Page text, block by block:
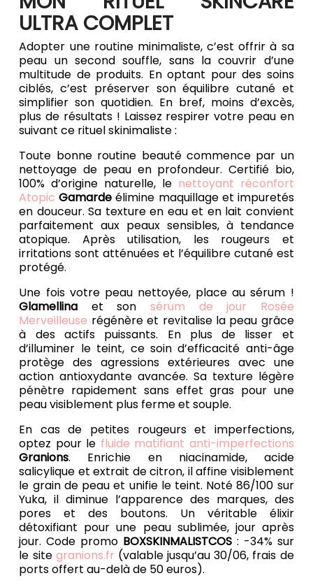
ULTRA COMPLET
Adopter une routine minimaliste, c’est offrir à sa
peau un second souffle, sans la couvrir d’une
multitude de produits. En optant pour des soins
ciblés, c’est préserver son équilibre cutané et
simplifier son quotidien. En bref, moins d’excès,
plus de résultats ! Laissez respirer votre peau en
suivant ce rituel skinimaliste :
Toute bonne routine beauté commence par un
nettoyage de peau en profondeur. Certifié bio,
100% d’origine naturelle, le nettoyant réconfort
Atopic Gamarde élimine maquillage et impuretés
en douceur. Sa texture en eau et en lait convient
parfaitement aux peaux sensibles, à tendance
atopique. Après utilisation, les rougeurs et
irritations sont atténuées et l’équilibre cutané est
protégé.
Une fois votre peau nettoyée, place au sérum !
Glamellina et son sérum de jour Rosée
Merveilleuse régénère et revitalise la peau grâce
à des actifs puissants. En plus de lisser et
d’illuminer le teint, ce soin d’efficacité anti-âge
protège des agressions extérieures avec une
action antioxydante avancée. Sa texture légère
pénètre rapidement sans effet gras pour une
peau visiblement plus ferme et souple.
En cas de petites rougeurs et imperfections,
optez pour le fluide matifiant anti-imperfections
Granions. Enrichie en niacinamide, acide
salicylique et extrait de citron, il affine visiblement
le grain de peau et unifie le teint. Noté 86/100 sur
Yuka, il diminue l’apparence des marques, des
pores et des boutons. Un véritable élixir
détoxifiant pour une peau sublimée, jour après
jour. Code promo BOXSKINMALISTCOS : -34% sur
le site granions.fr (valable jusqu’au 30/06, frais de
ports offert au-delà de 50 euros).